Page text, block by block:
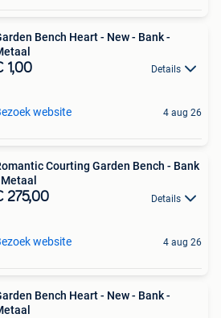
Bench Heart - New - Bank -
1,00 Details
website 4 aug 26
Courting Garden Bench - Bank
275,00 Details
website 4 aug 26
Bench Heart - New - Bank -